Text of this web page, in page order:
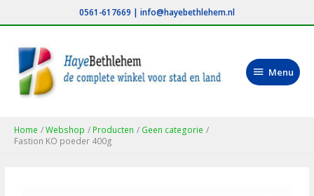
naar
inhoud
0561-617669 | info@hayebethlehem.nl
Menu
Menu
Home Webshop Producten
Geen categorie
Fastion KO poeder 400g